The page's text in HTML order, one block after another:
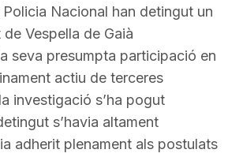
Policia Nacional han detingut un
Vespella de Gaià
seva presumpta participació en
actiu de terceres
investigació s’ha pogut
s’havia altament
adherit plenament als postulats